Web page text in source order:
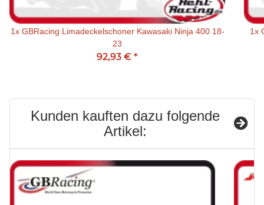
1x GBRacing Limadeckelschoner Kawasaki Ninja 400 18-
23
92,93 € *
1x
Kunden kauften dazu folgende
Artikel: